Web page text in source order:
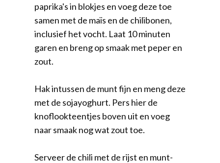
paprika's in blokjes en voeg deze toe
samen met de maïs en de chilibonen,
inclusief het vocht. Laat 10 minuten
garen en breng op smaak met peper en
zout.
Hak intussen de munt fijn en meng deze
met de sojayoghurt. Pers hier de
knoflookteentjes boven uit en voeg
naar smaak nog wat zout toe.
Serveer de chili met de rijst en munt-